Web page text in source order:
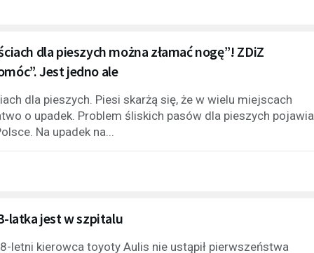
dla pieszych można złamać nogę”! ZDiZ
Jest jedno ale
dla pieszych. Piesi skarżą się, że w wielu miejscach
o upadek. Problem śliskich pasów dla pieszych pojawia
Na upadek na...
latka jest w szpitalu
letni kierowca toyoty Aulis nie ustąpił pierwszeństwa